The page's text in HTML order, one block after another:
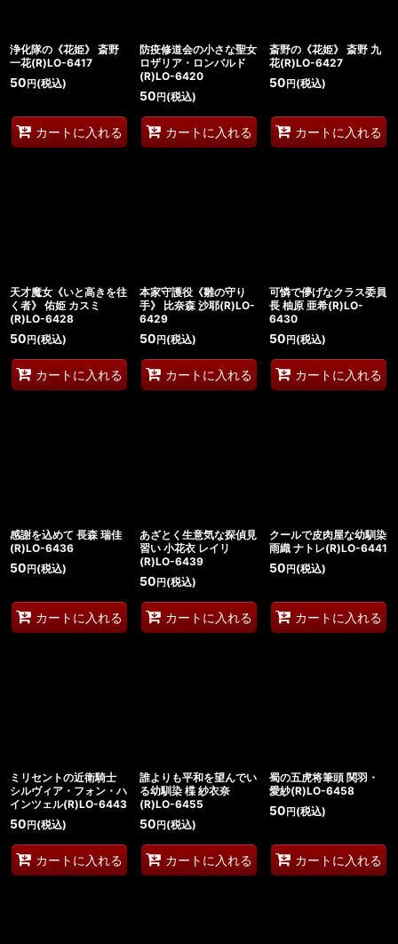
浄化隊の《花姫》 斎野
一花(R)LO-6417
50 円 (税込)
カートに入れる
防疫修道会の小さな聖女
ロザリア・ロンバルド
(R)LO-6420
50 円(税込)
カートに入れる
斎野の《花姫》 斎野 九
花(R)LO-6427
50 円(税込)
カートに入れる
天才魔女《いと高きを往
く者》 佑姫 カスミ
(R)LO-6428
50 円 (税込)
カートに入れる
本家守護役《雛の守り
手》 比奈森 沙耶(R)LO-
6429
50 円(税込)
カートに入れる
可憐で儚げなクラス委員
長 柚原 亜希(R)LO-
6430
50 円(税込)
カートに入れる
感謝を込めて 長森 瑞佳
(R)LO-6436
50 円 (税込)
カートに入れる
あざとく生意気な探偵見
習い 小花衣 レイリ
(R)LO-6439
50 円(税込)
カートに入れる
クールで皮肉屋な幼馴染
雨織 ナトレ(R)LO-6441
50 円(税込)
カートに入れる
ミリセントの近衛騎士
シルヴィア・フォン・ハ
インツェル(R)LO-6443
50 円 (税込)
カートに入れる
誰よりも平和を望んでい
る幼馴染 楪 紗衣奈
(R)LO-6455
50 円(税込)
カートに入れる
蜀の五虎将筆頭 関羽・
愛紗(R)LO-6458
50 円(税込)
カートに入れる